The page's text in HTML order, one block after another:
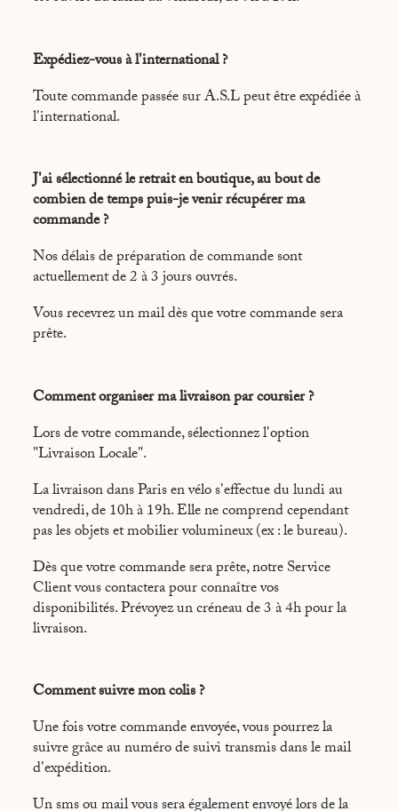
Expédiez-vous à l'international ?
Toute commande passée sur A.S.L peut être expédiée à
l'international.
J'ai sélectionné le retrait en boutique, au bout de
combien de temps puis-je venir récupérer ma
commande ?
Nos délais de préparation de commande sont
actuellement de 2 à 3 jours ouvrés.
Vous recevrez un mail dès que votre commande sera
prête.
Comment organiser ma livraison par coursier ?
Lors de votre commande, sélectionnez l'option
"Livraison Locale".
La livraison dans Paris en vélo s'effectue du lundi au
vendredi, de 10h à 19h. Elle ne comprend cependant
pas les objets et mobilier volumineux (ex : le bureau).
Dès que votre commande sera prête, notre Service
Client vous contactera pour connaître vos
disponibilités. Prévoyez un créneau de 3 à 4h pour la
livraison.
Comment suivre mon colis ?
Une fois votre commande envoyée, vous pourrez la
suivre grâce au numéro de suivi transmis dans le mail
d'expédition.